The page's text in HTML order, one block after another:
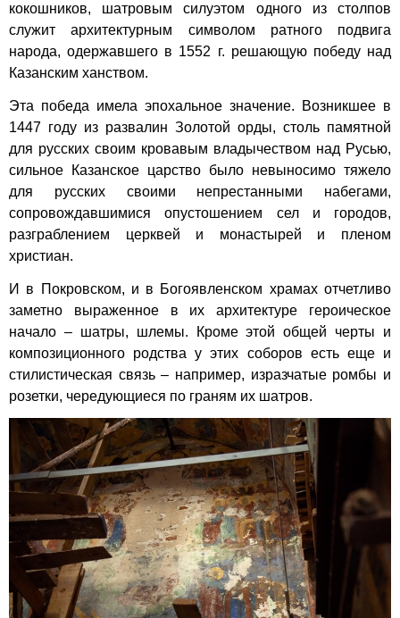
кокошников, шатровым силуэтом одного из столпов
служит архитектурным символом ратного подвига
народа, одержавшего в 1552 г. решающую победу над
Казанским ханством.
Эта победа имела эпохальное значение. Возникшее в
1447 году из развалин Золотой орды, столь памятной
для русских своим кровавым владычеством над Русью,
сильное Казанское царство было невыносимо тяжело
для русских своими непрестанными набегами,
сопровождавшимися опустошением сел и городов,
разграблением церквей и монастырей и пленом
христиан.
И в Покровском, и в Богоявленском храмах отчетливо
заметно выраженное в их архитектуре героическое
начало – шатры, шлемы. Кроме этой общей черты и
композиционного родства у этих соборов есть еще и
стилистическая связь – например, изразчатые ромбы и
розетки, чередующиеся по граням их шатров.